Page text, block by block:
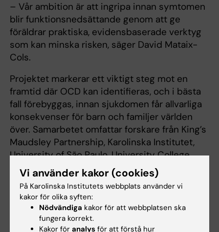
– Vår ambition är att ingripa innan symtomen
blir funktionsnedsättande genom att ge
föräldrar praktiska, evidensbaserade verktyg
som kan minska risken, säger David Mataix-
Cols.
Projektet markerar ett viktigt steg mot en
framtid där OCD kan identifieras, och i bästa
fall förebyggas, innan sjukdomen får allvarliga
konsekvenser för barn och familjer världen
över. Samarbetet omfattar forskare från King’s
Maudsley Partnership, Karolinska Institutet,
University of São Paulo, University College
London samt den ideella organisationen
Orchard OCD.
Finansiering Samverkan Psykiatri
Vi använder kakor (cookies)
På Karolinska Institutets webbplats använder vi
kakor för olika syften:
Nödvändiga kakor för att webbplatsen ska
fungera korrekt.
Kakor för analys för att förstå hur